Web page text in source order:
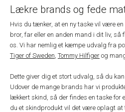
Lækre brands og fede
Hvis du tænker, at en ny taske vil være
bror, far eller en anden mand i dit liv, så
os. Vi har nemlig et kæmpe udvalg fra
Tiger of Sweden, Tommy Hilfiger og
Dette giver dig et stort udvalg, så du
Udover de mange brands har vi
lækkert skind, så der findes en taske for
du et skindprodukt vil det være oplagt at